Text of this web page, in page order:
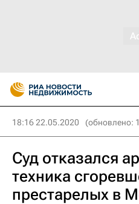
18:16 22.05.2020 (обновлено:
Суд отказался
техника
престарелых в